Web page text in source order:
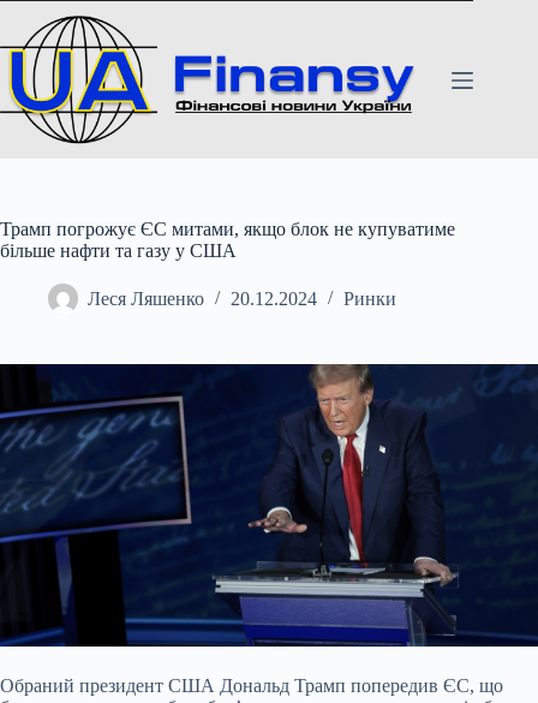
вмісту
Трамп погрожує ЄС митами, якщо блок не купуватиме
більше нафти та газу у США
Леся Ляшенко 20.12.2024 Ринки
Обраний президент США Дональд Трамп попередив ЄС, що